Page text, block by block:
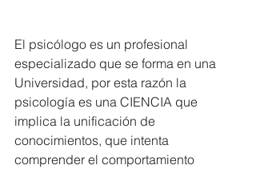
El psicólogo es un profesional
especializado que se forma en una
Universidad, por esta razón la
psicología es una CIENCIA que
implica la unificación de
conocimientos, que intenta
comprender el comportamiento